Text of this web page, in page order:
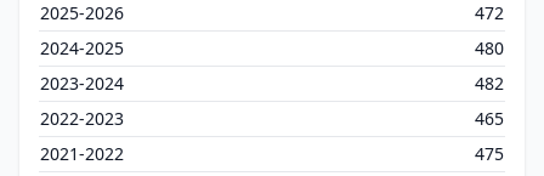
2025-2026
472
2024-2025
480
2023-2024
482
2022-2023
465
2021-2022
475